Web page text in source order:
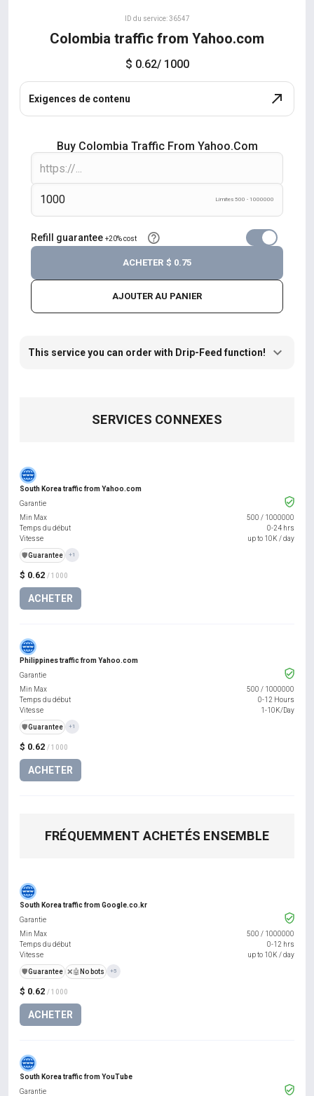
ID du service: 36547
Colombia traffic from Yahoo.com
$ 0.62/ 1000
Exigences de contenu
Buy Colombia Traffic From Yahoo.com
Límites 500 - 1000000
Refill guarantee +20% cost
AJOUTER AU PANIER
ACHETER $ 0.75
This service you can order with Drip-Feed function!
SERVICES CONNEXES
South Korea traffic from Yahoo.com
$ 0.62 / 1000
ACHETER
Garantie
Min Max
500 / 1000000
Temps du début
0-24 hrs
Vitesse
up to 10K / day
️🛡️Guarantee +1
Philippines traffic from Yahoo.com
$ 0.62 / 1000
ACHETER
Garantie
Min Max
500 / 1000000
Temps du début
0-12 Hours
Vitesse
1-10K/Day
️🛡️Guarantee +1
FRÉQUEMMENT ACHETÉS ENSEMBLE
South Korea traffic from Google.co.kr
$ 0.62 / 1000
ACHETER
Garantie
Min Max
500 / 1000000
Temps du début
0-12 hrs
Vitesse
up to 10K / day
️🛡️Guarantee ❌🤖 No bots +5
South Korea traffic from YouTube
Garantie